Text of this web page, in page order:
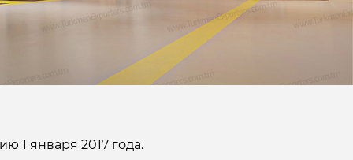
1 января 2017 года.